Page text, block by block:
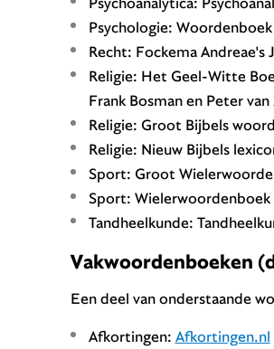
Psychologie:
Recht: Fockema
Religie: Het Geel-Witte
Frank Bosman en Peter
Religie: Groot Bijbels
Religie: Nieuw Bijbels
Sport: Groot
Sport: Wielerwoordenboek
Tandheelkunde:
Vakwoordenboeken
Een deel van onderstaande
Afkortingen: Afkortingen.nl